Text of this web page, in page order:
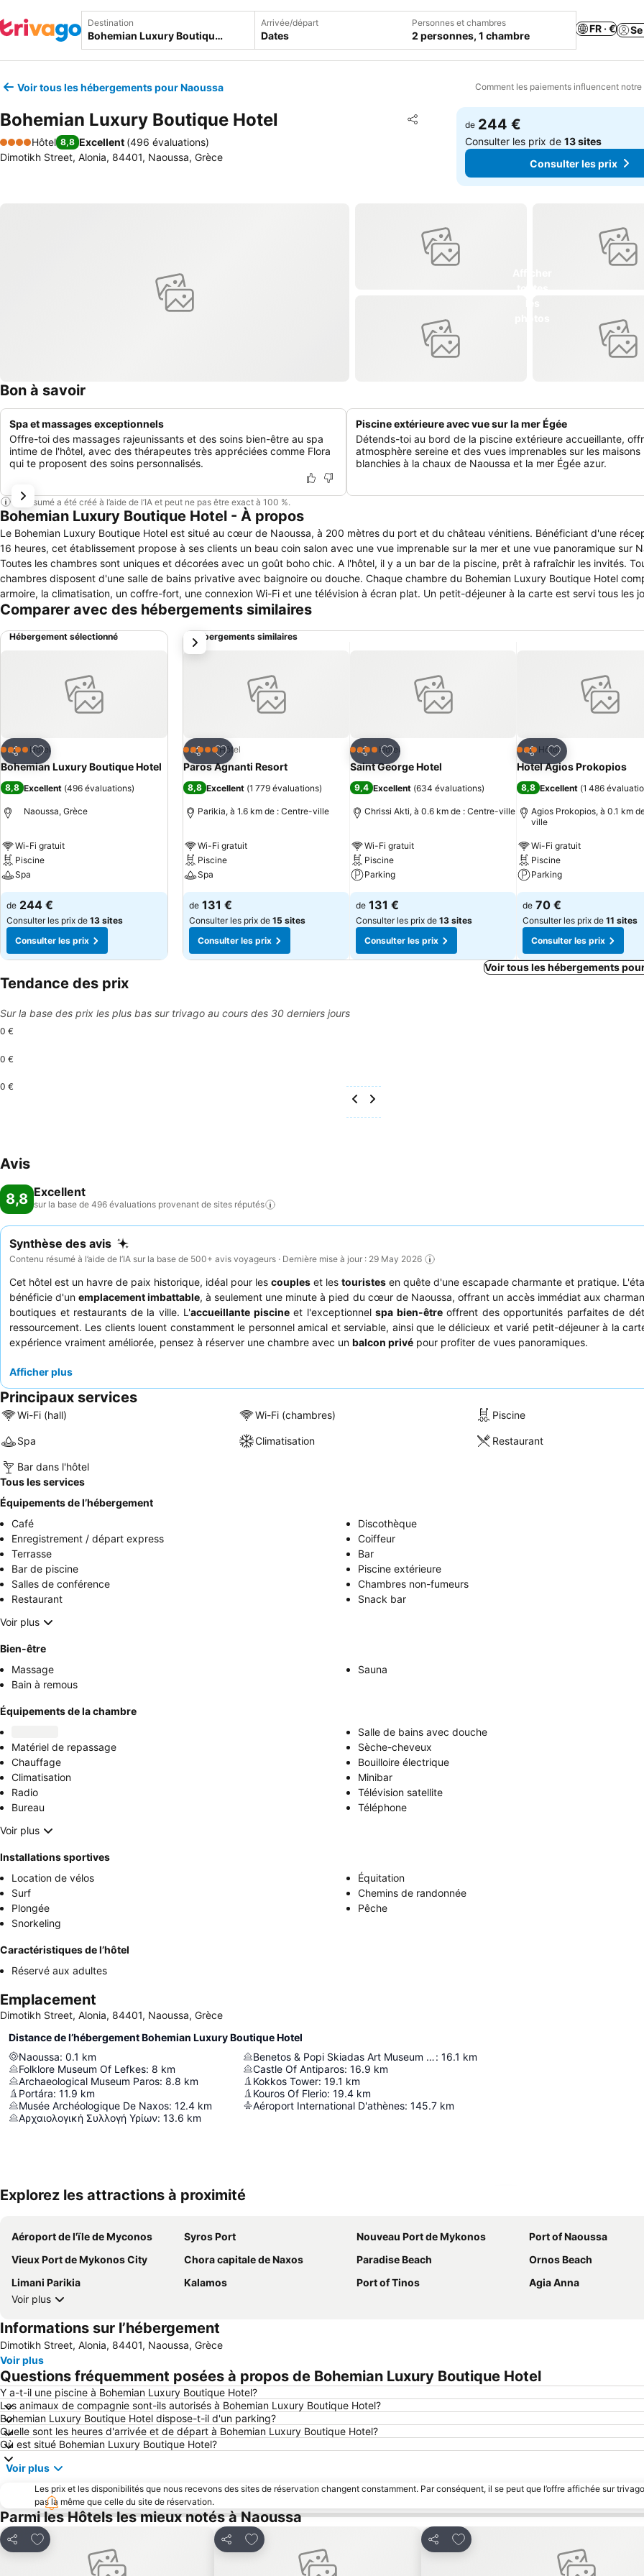
Destination Arrivée/départ
Dates
Personnes et chambres
2 personnes, 1 chambre
FR · €
Voir tous les hébergements pour Naoussa Comment les paiements influencent
Bohemian Luxury Boutique Hotel Partager
Ajouter à mes favoris
4 Étoiles
Hôtel 8,8 Excellent (496 évaluations)
Dimotikh Street, Alonia, 84401, Naoussa, Grèce
de 244 €
Consulter les prix de13 sites
Consulter les prix
Bon à savoir
Spa et massages exceptionnels
Offre-toi des massages rajeunissants et des soins bien-être au spa
intime de l'hôtel, avec des thérapeutes très appréciées comme Flora
qui te proposent des soins personnalisés.
Piscine extérieure avec vue sur la mer Égée
Détends-toi au bord de la piscine extérieure accueillante,
atmosphère sereine et des vues imprenables sur les maisons
blanchies à la chaux de Naoussa et la mer Égée azur.
Ce résumé a été créé à l’aide de l’IA et peut ne pas être exact à 100 %.
Bohemian Luxury Boutique Hotel - À propos
Le Bohemian Luxury Boutique Hotel est situé au cœur de Naoussa, à 200 mètres du port et du château vénitiens. Bénéficiant d'une
16 heures, cet établissement propose à ses clients un beau coin salon avec une vue imprenable sur la mer et une vue panoramique sur
Toutes les chambres sont uniques et décorées avec un goût boho chic. A l'hôtel, il y a un bar de la piscine, prêt à rafraîchir les invités.
chambres disposent d'une salle de bains privative avec baignoire ou douche. Chaque chambre du Bohemian Luxury Boutique Hotel
armoire, la climatisation, un coffre-fort, une connexion Wi-Fi et une télévision à écran plat. Un petit-déjeuner à la carte est servi tous les
place.
Comparer avec des hébergements similaires
Hébergement sélectionné
Partager
Ajouter à mes favoris
4 ÉtoilesHôtel
Bohemian Luxury Boutique Hotel
8,8 Excellent (496 évaluations)
Naoussa, Grèce
Wi-Fi gratuit
Piscine
Spa
de 244 €
Consulter les prix de 13 sites
Consulter les prix
Hébergements similaires
Partager
Ajouter à mes favoris
5 Étoiles Hôtel
Paros Agnanti Resort
8,8 Excellent (1 779 évaluations)
Parikia, à 1.6 km de : Centre-ville
Wi-Fi gratuit
Piscine
Spa
de 131 €
Consulter les prix de 15 sites
Consulter les prix
Partager
Ajouter à mes favoris
4 ÉtoilesHôtel
Saint George Hotel
9,4 Excellent (634 évaluations)
Chrissi Akti, à 0.6 km de : Centre-ville
Wi-Fi gratuit
Piscine
Parking
de 131 €
Consulter les prix de 13 sites
Consulter les prix
Partager
Ajouter à mes
3 ÉtoilesHôtel
Hotel Agios Prokopios
8,8 Excellent (1 486
Agios Prokopios, à 0.1 km
ville
Wi-Fi gratuit
Piscine
Parking
de 70 €
Consulter les prix de 11 sites
Consulter les prix
suivant
Voir tous les hébergements
Tendance des prix
Sur la base des prix les plus bas sur trivago au cours des 30 derniers jours
0 €
0 €
0 €
Avis
8,8 Excellent
sur la base de 496 évaluations provenant de sites réputés
Synthèse des avis
Contenu résumé à l’aide de l’IA sur la base de 500+ avis voyageurs · Dernière mise à jour : 29 May 2026
Cet hôtel est un havre de paix historique, idéal pour les couples et les touristes en quête d'une escapade charmante et pratique.
bénéficie d'unemplacement imbattable, à seulement une minute à pied du cœur de Naoussa, offrant un accès immédiat aux
boutiques et restaurants de la ville. L'accueillante piscineet l'exceptionnelspa bien-êtreoffrent des opportunités parfaites de
ressourcement. Les clients louent constamment le personnel amical et serviable, ainsi que le délicieux et varié petit-déjeuner à la
expérience vraiment améliorée, pensez à réserver une chambre avec un balcon privé pour profiter de vues panoramiques.
Afficher plus
Principaux services
Wi-Fi (hall) Wi-Fi (chambres) Piscine
Spa Climatisation Restaurant
Bar dans l'hôtel
Tous les services
Équipements de l’hébergement
Café
Discothèque
Enregistrement / départ express
Coiffeur
Terrasse
Bar
Bar de piscine
Piscine extérieure
Salles de conférence
Chambres non-fumeurs
Restaurant
Snack bar
Voir plus
Bien-être
Massage
Sauna
Bain à remous
Équipements de la chambre
Salle de bains avec douche
Matériel de repassage
Sèche-cheveux
Chauffage
Bouilloire électrique
Climatisation
Minibar
Radio
Télévision satellite
Bureau
Téléphone
Voir plus
Installations sportives
Location de vélos
Équitation
Surf
Chemins de randonnée
Plongée
Pêche
Snorkeling
Caractéristiques de l’hôtel
Réservé aux adultes
Emplacement
Dimotikh Street, Alonia, 84401, Naoussa, Grèce
Distance de l’hébergement Bohemian Luxury Boutique Hotel
Naoussa: 0.1 km
Folklore Museum Of Lefkes: 8 km
Archaeological Museum Paros: 8.8 km
Portára: 11.9 km
Musée Archéologique De Naxos: 12.4 km
Αρχαιολογική Συλλογή Υρίων: 13.6 km
Benetos & Popi Skiadas Art Museum Of Cycladic Civilization: 16.1 km
Castle Of Antiparos: 16.9 km
Kokkos Tower: 19.1 km
Kouros Of Flerio: 19.4 km
Aéroport International D'athènes: 145.7 km
Explorez les attractions à proximité
Aéroport de l'ïle de Myconos Syros Port Nouveau Port de Mykonos
Port of Naoussa
Vieux Port de Mykonos City
Chora capitale de Naxos Paradise Beach
Ornos Beach
Limani Parikia
Kalamos Port of Tinos
Agia Anna
Voir plus
Informations sur l’hébergement
Dimotikh Street, Alonia, 84401, Naoussa, Grèce
Voir plus
Questions fréquemment posées à propos de Bohemian Luxury Boutique Hotel
Y a-t-il une piscine à Bohemian Luxury Boutique Hotel?
Les animaux de compagnie sont-ils autorisés à Bohemian Luxury Boutique Hotel?
Bohemian Luxury Boutique Hotel dispose-t-il d'un parking?
Quelle sont les heures d'arrivée et de départ à Bohemian Luxury Boutique Hotel?
Où est situé Bohemian Luxury Boutique Hotel?
Voir plus
Les prix et les disponibilités que nous recevons des sites de réservation changent constamment. Par conséquent, il se peut que l’offre affichée sur
pas la même que celle du site de réservation.
Parmi les Hôtels les mieux notés à Naoussa
Partager
Ajouter à mes favoris
Partager
Ajouter à mes favoris
Partager
Ajouter à mes favoris